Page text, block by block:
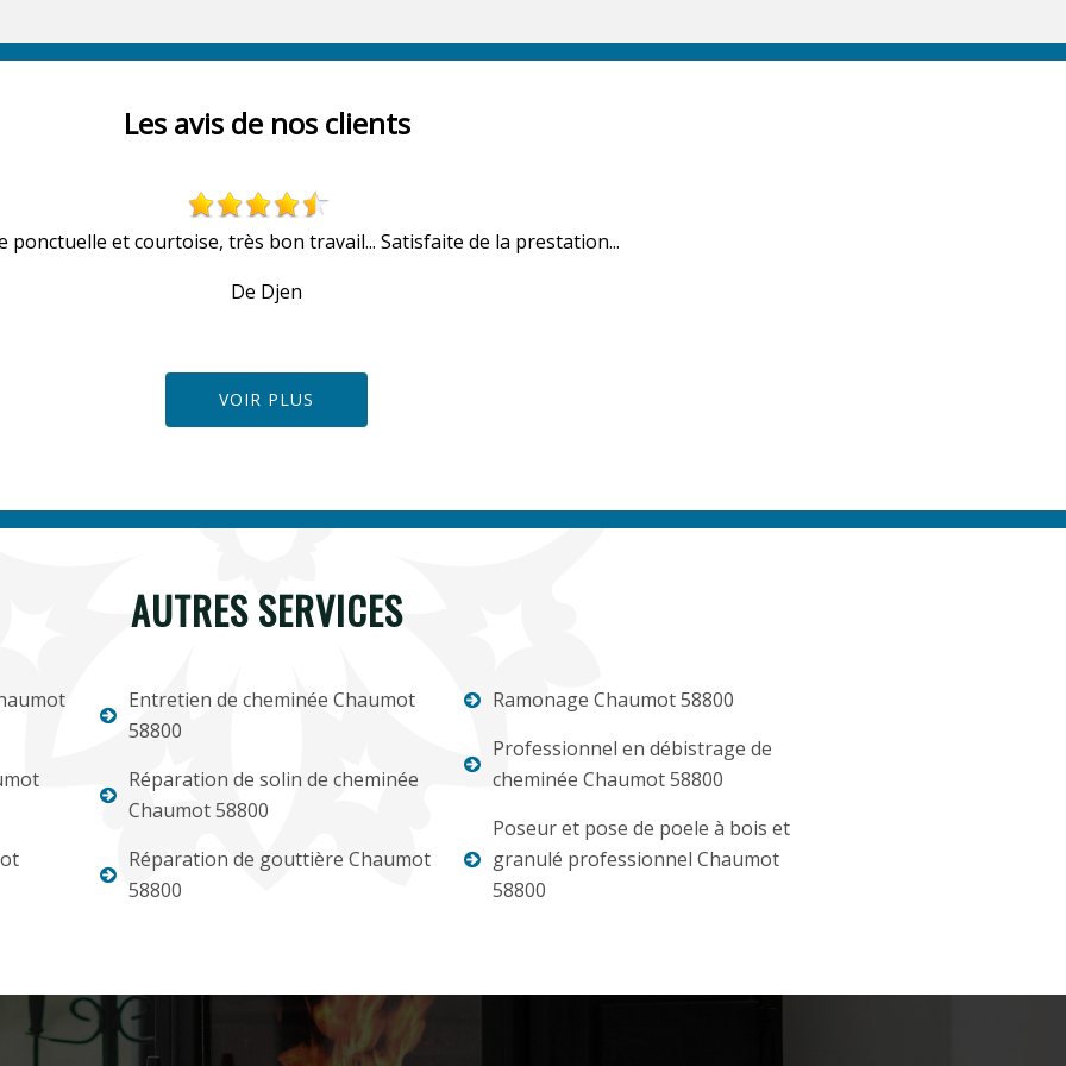
Les avis de nos clients
ponctuelle et courtoise, très bon travail... Satisfaite de la prestation...
De Djen
VOIR PLUS
AUTRES SERVICES
Entretien de cheminée Chaumot
58800
Réparation de solin de cheminée
Chaumot 58800
Réparation de gouttière Chaumot
58800
Ramonage Chaumot 58800
Professionnel en débistrage de
cheminée Chaumot 58800
Poseur et pose de poele à bois et
granulé professionnel Chaumot
58800